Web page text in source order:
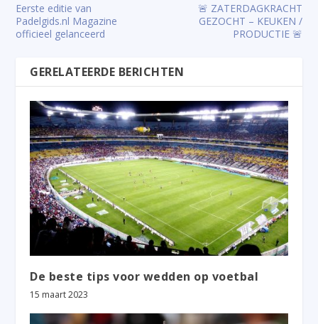
Eerste editie van
Padelgids.nl Magazine
officieel gelanceerd
🚨 ZATERDAGKRACHT
GEZOCHT – KEUKEN /
PRODUCTIE 🚨
GERELATEERDE BERICHTEN
De beste tips voor wedden op voetbal
15 maart 2023